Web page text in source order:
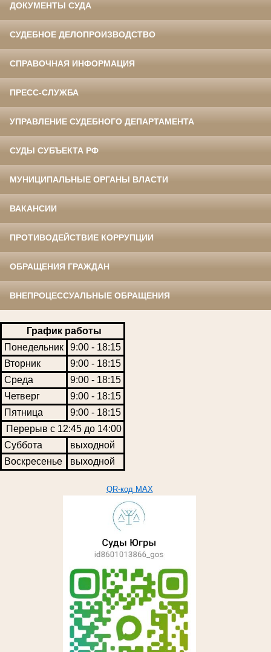
ДОКУМЕНТЫ СУДА
СУДЕБНОЕ ДЕЛОПРОИЗВОДСТВО
СПРАВОЧНАЯ ИНФОРМАЦИЯ
ПРЕСС-СЛУЖБА
УПРАВЛЕНИЕ СУДЕБНОГО ДЕПАРТАМЕНТА
СУДЫ СУБЪЕКТА РФ
МУНИЦИПАЛЬНЫЕ ОРГАНЫ ВЛАСТИ
ВАКАНСИИ
ПРОТИВОДЕЙСТВИЕ КОРРУПЦИИ
ОБРАЩЕНИЯ ГРАЖДАН
ВНЕПРОЦЕССУАЛЬНЫЕ ОБРАЩЕНИЯ
График работы
Понедельник
9:00 - 18:15
Вторник
9:00 - 18:15
Среда
9:00 - 18:15
Четверг
9:00 - 18:15
Пятница
9:00 - 18:15
Перерыв с 12:45 до 14:00
Суббота
выходной
Воскресенье
выходной
QR-код MAX